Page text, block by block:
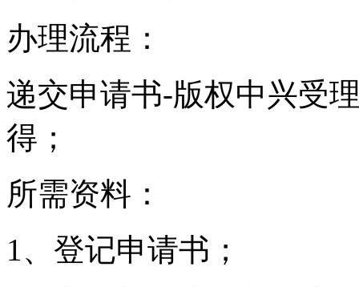
办理流程：
递交申请书-版权中兴受
得；
所需资料：
1、登记申请书；